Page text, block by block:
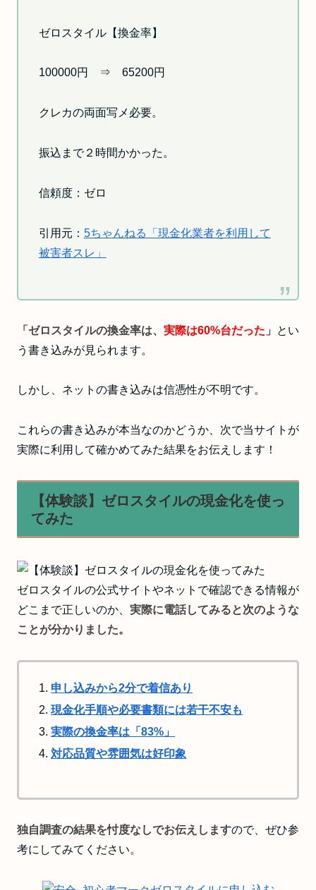
ゼロスタイル【換金率】
100000円 ⇒ 65200円
クレカの両面写メ必要。
振込まで２時間かかった。
信頼度：ゼロ
引用元： 5ちゃんねる「現金化業者を利用して
被害者スレ」
「ゼロスタイルの換金率は、 実際は60%台だった 」
とい
う書き込みが見られます。
しかし、ネットの書き込みは信憑性が不明です。
これらの書き込みが本当なのかどうか、次で当サイトが
実際に利用して確かめてみた結果をお伝えします！
【体験談】ゼロスタイルの現金化を使っ
てみた
ゼロスタイルの公式サイトやネットで確認できる情報が
どこまで正しいのか、 実際に電話してみると次のような
ことが分かりました。
申し込みから2分で着信あり
現金化手順や必要書類には若干不安も
実際の換金率は「83%」
対応品質や雰囲気は好印象
独自調査の結果を忖度なしでお伝えしますので、ぜひ参
考にしてみてください。